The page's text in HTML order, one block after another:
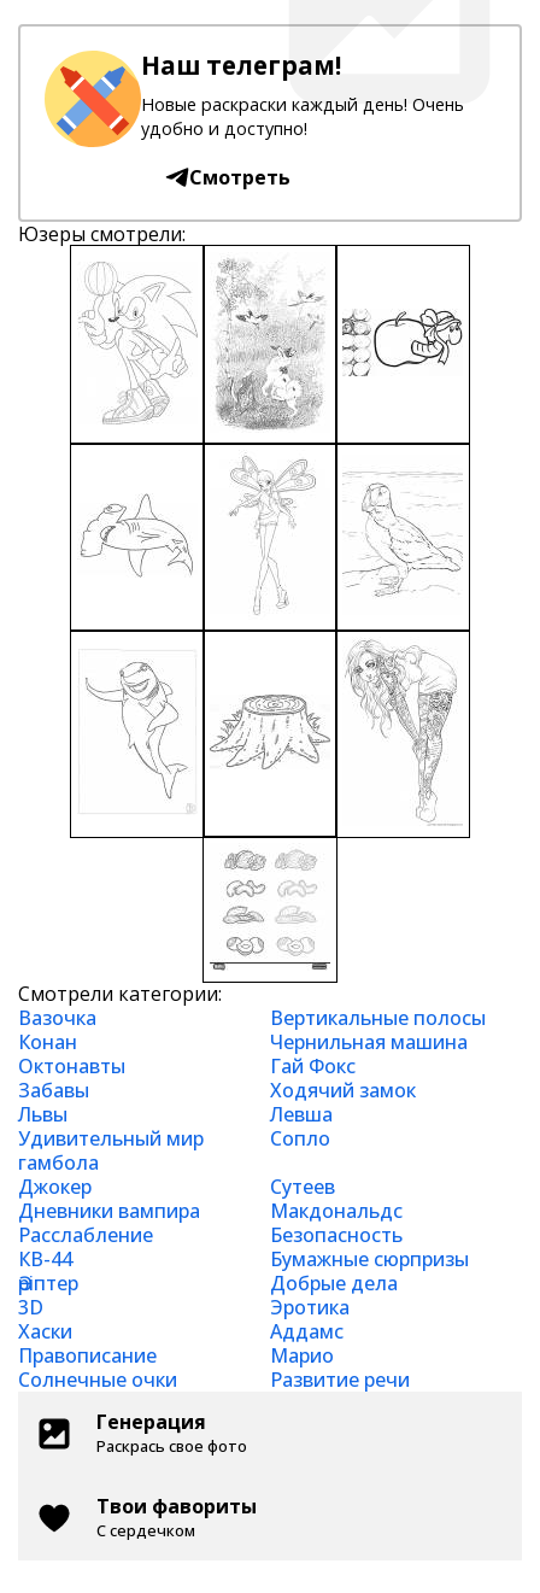
Наш телеграм!
Новые раскраски каждый день! Очень
удобно и доступно!
Смотреть
Юзеры смотрели:
Смотрели категории:
Вазочка
Вертикальные полосы
Конан
Чернильная машина
Октонавты
Гай Фокс
Забавы
Ходячий замок
Львы
Левша
Удивительный мир
гамбола
Сопло
Джокер
Сутеев
Дневники вампира
Макдональдс
Расслабление
Безопасность
КВ-44
Бумажные сюрпризы
Әріптер
Добрые дела
3D
Эротика
Хаски
Аддамс
Правописание
Марио
Солнечные очки
Развитие речи
Генерация
Раскрась свое фото
Твои фавориты
С сердечком